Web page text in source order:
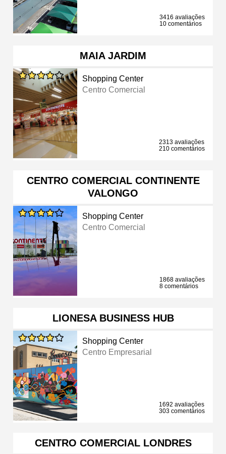
3416 avaliações
10 comentários
MAIA JARDIM
Shopping Center
Centro Comercial
2313 avaliações
210 comentários
CENTRO COMERCIAL CONTINENTE
VALONGO
Shopping Center
Centro Comercial
1868 avaliações
8 comentários
LIONESA BUSINESS HUB
Shopping Center
Centro Empresarial
1692 avaliações
303 comentários
CENTRO COMERCIAL LONDRES